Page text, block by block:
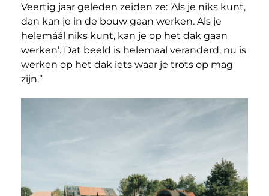
Veertig jaar geleden zeiden ze: ‘Als je niks kunt,
dan kan je in de bouw gaan werken. Als je
helemáál niks kunt, kan je op het dak gaan
werken’. Dat beeld is helemaal veranderd, nu is
werken op het dak iets waar je trots op mag
zijn.”